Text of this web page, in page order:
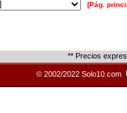
[Pág.
** Precios
© 2002/2022 Solo10.com